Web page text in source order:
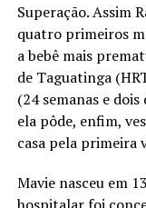
Superação. Assim
quatro primeiros
a bebê mais
de Taguatinga
(24 semanas e
ela pôde, enfim,
casa pela primeira
Mavie nasceu em